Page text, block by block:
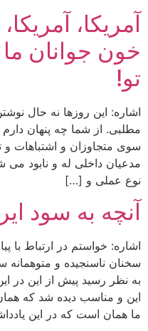
آمریکا،
خون جوانان
تو!
اشاره: این روزها نه حال
مطلبی. از شما چه پنهان دارم
سوی متجاوزان و اشتباهات و
مدعیان داخلی له و نابود
نوع عملی و […]
آنچه به سود
اشاره: خواستم در ارتباط با
سخنان ناسنجیده و
به نظر رسید پیش از این در
این و مناسب دیده شد که
ما همان است که در این